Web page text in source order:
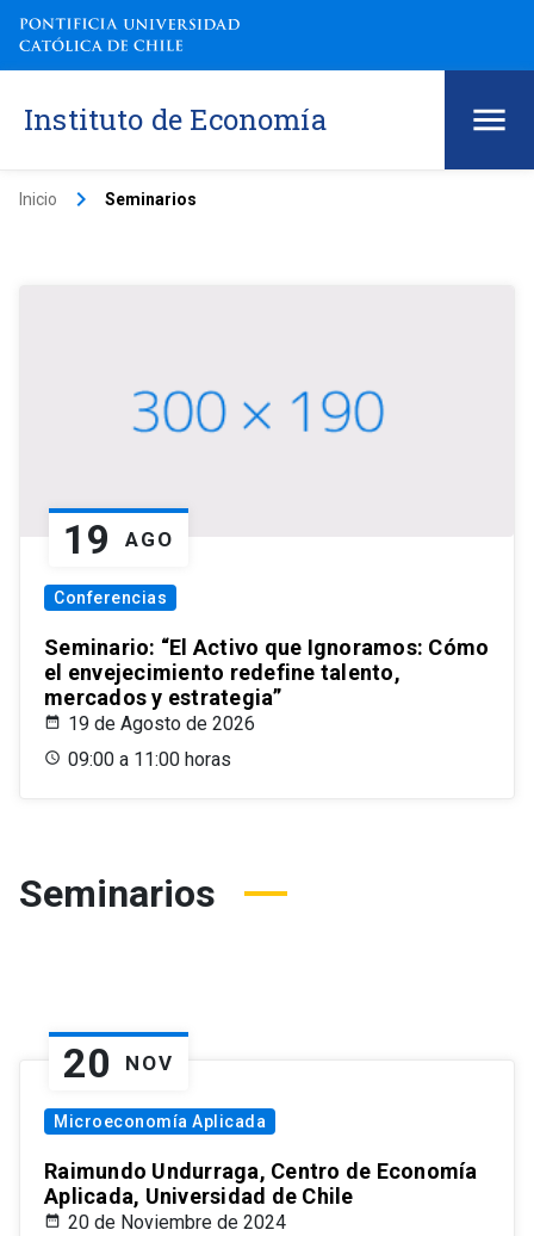
Instituto de Economía
Inicio keyboard_arrow_right Seminarios
19 AGO
Conferencias
Seminario: “El Activo que Ignoramos: Cómo
el envejecimiento redefine talento,
mercados y estrategia”
19 de Agosto de 2026
09:00 a 11:00 horas
Seminarios
20 NOV
Microeconomía Aplicada
Raimundo Undurraga, Centro de Economía
Aplicada, Universidad de Chile
20 de Noviembre de 2024